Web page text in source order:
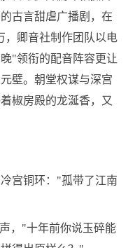
古言甜虐广播剧，在
，卿音社制作团队以电
"领衔的配音阵容更让
壁。朝堂权谋与深宫
椒房殿的龙涎香，又
宫铜环："孤带了江南
，"十年前你说玉碎能